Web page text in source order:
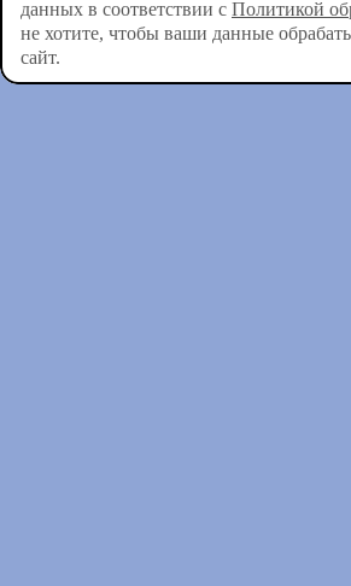
данных в соответствии с Политикой
не хотите, чтобы ваши данные
сайт.